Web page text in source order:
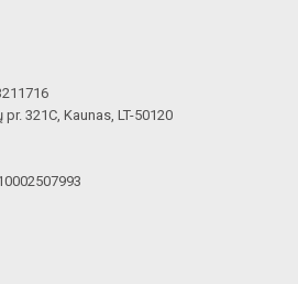
321C, Kaunas, LT-50120